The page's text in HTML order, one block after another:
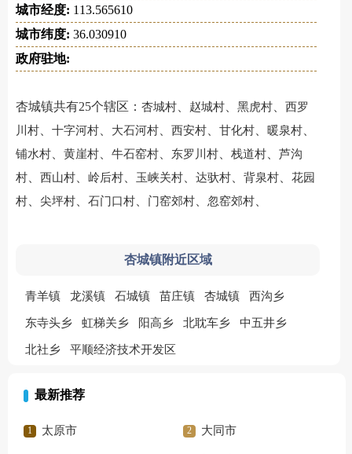
城市经度: 113.565610
城市纬度: 36.030910
政府驻地:
杏城镇共有25个辖区： 杏城村 赵城村 黑虎村
西罗
川村
十字河村 大石河村 西安村 甘化村 暖泉村
铺水村 黄崖村 牛石窑村 东罗川村 栈道村
芦沟
村
西山村 岭后村 玉峡关村 达驮村 背泉村
花园
村
尖坪村 石门口村 门窑郊村 忽窑郊村
杏城镇附近区域
青羊镇 龙溪镇 石城镇 苗庄镇 杏城镇 西沟乡
东寺头乡 虹梯关乡 阳高乡 北耽车乡 中五井乡
北社乡 平顺经济技术开发区
最新推荐
太原市 大同市